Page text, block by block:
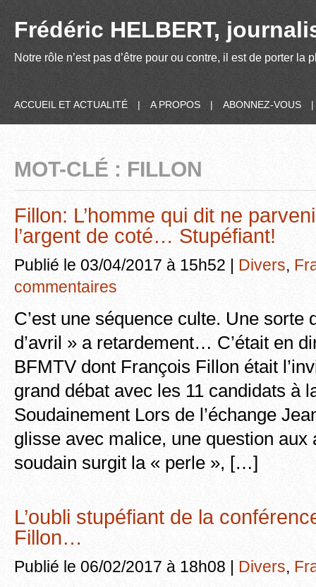
Frédéric HELBERT,
Notre rôle n’est pas d’être pour ou contre, il est de porter
ACCUEIL ET ACTUALITÉ | A PROPOS | ABONNEZ-VOUS |
MOT-CLÉ : FILLON
Fillon: L’homme qui dit ne
l’argent de coté… Stupéfiant!
Publié le 03/04/2017 à 15h52 | Divers,
commentaires
C’est une séquence culte. Une sorte
d’avril » a retardement… C’était en
BFMTV dont François Fillon était
grand débat avec les 11 candidats à
Soudainement Lors de l’échange
glisse avec malice, une question aux
soudain surgit la « perle », […]
L’oubli stupéfiant de la
Fillon…
Publié le 06/02/2017 à 18h08 | Divers,